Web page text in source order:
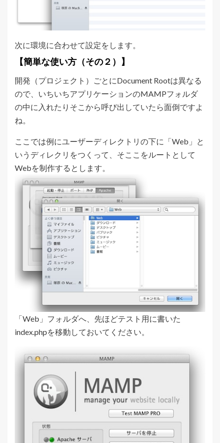
次に環境に合わせて設定をします。
【簡単な使い方（その２）】
開発（プロジェクト）ごとにDocument Rootは異なる
ので、いちいちアプリケーションのMAMPフォルダ
の中に入れたりそこから呼び出していたら面倒ですよ
ね。
ここでは例にユーザーディレクトリの下に「Web」と
いうディレクリをつくって、そここをルートとして
Webを制作するとします。
「Web」フォルダへ、先ほどテスト用に書いた
index.phpを移動しておいてください。